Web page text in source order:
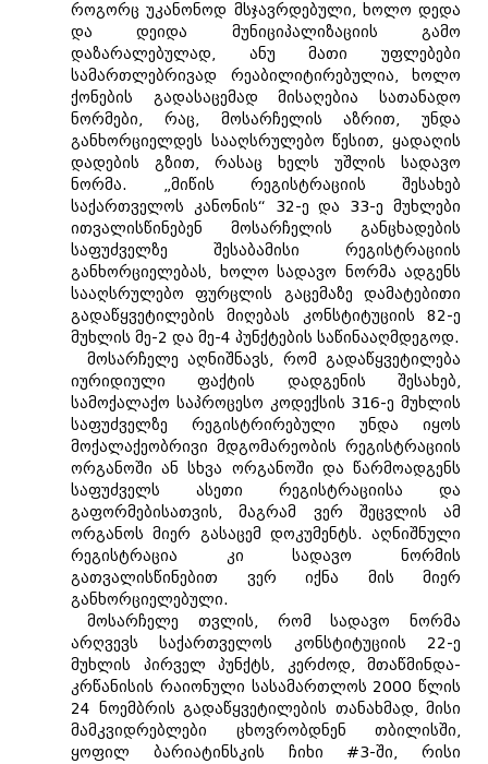
როგორც უკანონოდ მსჯავრდებული, ხოლო დედა
და დეიდა მუნიციპალიზაციის გამო
დაზარალებულად, ანუ მათი უფლებები
სამართლებრივად რეაბილიტირებულია, ხოლო
ქონების გადასაცემად მისაღებია სათანადო
ნორმები, რაც, მოსარჩელის აზრით, უნდა
განხორციელდეს სააღსრულებო წესით, ყადაღის
დადების გზით, რასაც ხელს უშლის სადავო
ნორმა. „მიწის რეგისტრაციის შესახებ
საქართველოს კანონის“ 32-ე და 33-ე მუხლები
ითვალისწინებენ მოსარჩელის განცხადების
საფუძველზე შესაბამისი რეგისტრაციის
განხორციელებას, ხოლო სადავო ნორმა ადგენს
სააღსრულებო ფურცლის გაცემაზე დამატებითი
გადაწყვეტილების მიღებას კონსტიტუციის 82-ე
მუხლის მე-2 და მე-4 პუნქტების საწინააღმდეგოდ.
მოსარჩელე აღნიშნავს, რომ გადაწყვეტილება
იურიდიული ფაქტის დადგენის შესახებ,
სამოქალაქო საპროცესო კოდექსის 316-ე მუხლის
საფუძველზე რეგისტრირებული უნდა იყოს
მოქალაქეობრივი მდგომარეობის რეგისტრაციის
ორგანოში ან სხვა ორგანოში და წარმოადგენს
საფუძველს ასეთი რეგისტრაციისა და
გაფორმებისათვის, მაგრამ ვერ შეცვლის ამ
ორგანოს მიერ გასაცემ დოკუმენტს. აღნიშნული
რეგისტრაცია კი სადავო ნორმის
გათვალისწინებით ვერ იქნა მის მიერ
განხორციელებული.
მოსარჩელე თვლის, რომ სადავო ნორმა
არღვევს საქართველოს კონსტიტუციის 22-ე
მუხლის პირველ პუნქტს, კერძოდ, მთაწმინდა-
კრწანისის რაიონული სასამართლოს 2000 წლის
24 ნოემბრის გადაწყვეტილების თანახმად, მისი
მამკვიდრებლები ცხოვრობდნენ თბილისში,
ყოფილ ბარიატინსკის ჩიხი #3-ში, რისი